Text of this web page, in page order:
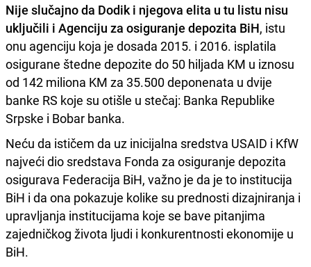
Nije slučajno da Dodik i njegova elita u tu listu nisu
uključili i Agenciju za osiguranje depozita BiH, istu
onu agenciju koja je dosada 2015. i 2016. isplatila
osigurane štedne depozite do 50 hiljada KM u iznosu
od 142 miliona KM za 35.500 deponenata u dvije
banke RS koje su otišle u stečaj: Banka Republike
Srpske i Bobar banka.
Neću da ističem da uz inicijalna sredstva USAID i KfW
najveći dio sredstava Fonda za osiguranje depozita
osigurava Federacija BiH, važno je da je to institucija
BiH i da ona pokazuje kolike su prednosti dizajniranja i
upravljanja institucijama koje se bave pitanjima
zajedničkog života ljudi i konkurentnosti ekonomije u
BiH.